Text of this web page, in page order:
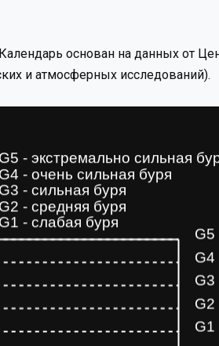
основан на данных от
и атмосферных исследований).